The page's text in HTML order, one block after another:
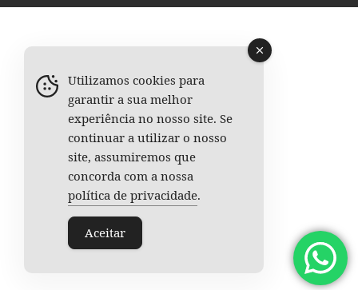
Utilizamos cookies para
garantir a sua melhor
experiência no nosso site. Se
continuar a utilizar o nosso
site, assumiremos que
concorda com a nossa
política de privacidade.
Aceitar